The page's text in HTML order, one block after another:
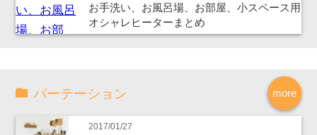
お手洗い、お風呂場、お部屋、小スペース用
オシャレヒーターまとめ
more
パーテーション
2017/01/27